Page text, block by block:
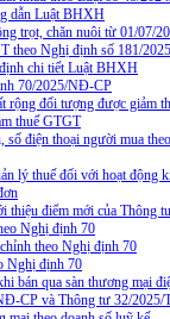
dẫn Luật BHXH
trọt, chăn nuôi từ 01/07/
theo Nghị định số 181/
chi tiết Luật BHXH
70/2025/NĐ-CP
rộng đối tượng được giảm
thuế GTGT
số điện thoại người mua
lý thuế đối với hoạt động
thiệu điểm mới của Thông
Nghị định 70
theo Nghị định 70
Nghị định 70
bán qua sàn thương mại
CP và Thông tư 32/2025/